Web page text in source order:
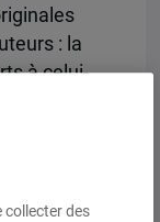
: la
à celui-
et
collecter des